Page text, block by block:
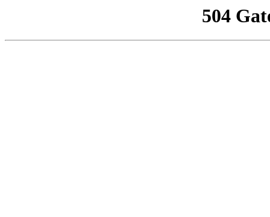
504